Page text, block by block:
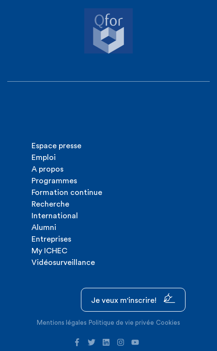
Espace presse
Emploi
A propos
Programmes
Formation continue
Recherche
International
Alumni
Entreprises
My ICHEC
Vidéosurveillance
Je veux m'inscrire!
Mentions légales Politique de vie privée Cookies